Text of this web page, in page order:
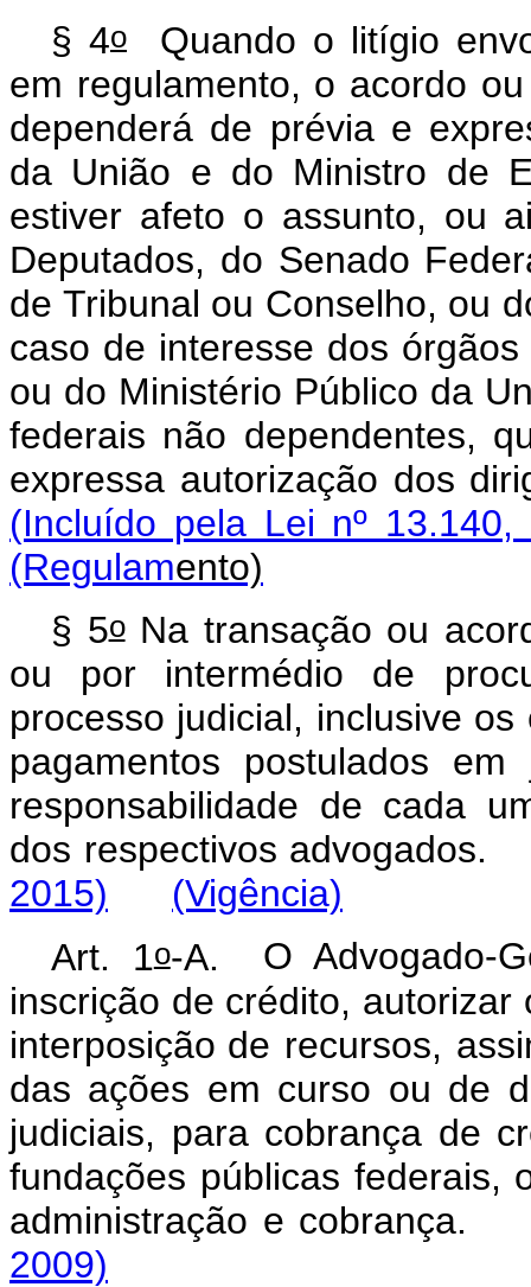
§ 4o Quando o litígio
em regulamento, o acordo
dependerá de prévia e
da União e do Ministro de
estiver afeto o assunto, ou
Deputados, do Senado
de Tribunal ou Conselho, ou
caso de interesse dos
ou do Ministério Público da
federais não dependentes,
expressa autorização dos
(Incluído pela Lei nº 13.140,
(Regulamento)
§ 5oNa transação ou
ou por intermédio de
processo judicial, inclusive
pagamentos postulados
responsabilidade de cada
dos respectivos
2015)
(Vigência)
Art. 1o-A. O Advogado-
inscrição de crédito,
interposição de recursos,
das ações em curso ou de
judiciais, para cobrança de
fundações públicas federais,
administração e
2009)